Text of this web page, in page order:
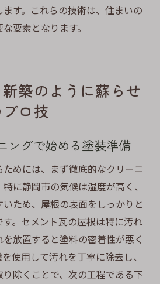
す。これらの技術は、住まいの
要素となります。
築のように蘇らせ
ロ技
ングで始める塗装準備
めには、まず徹底的なクリーニ
に静岡市の気候は湿度が高く、
ため、屋根の表面をしっかりと
。セメント瓦の屋根は特に汚れ
放置すると塗料の密着性が悪く
使用して汚れを丁寧に除去し、
除くことで、次の工程である下